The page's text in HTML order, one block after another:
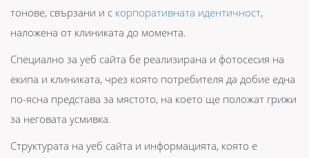
тонове, свързани и с корпоративната идентичност,
наложена от клиниката до момента.
Специално за уеб сайта бе реализирана и фотосесия на
екипа и клиниката, чрез която потребителя да добие една
по-ясна представа за мястото, на което ще положат грижи
за неговата усмивка.
Структурата на уеб сайта и информацията, която е